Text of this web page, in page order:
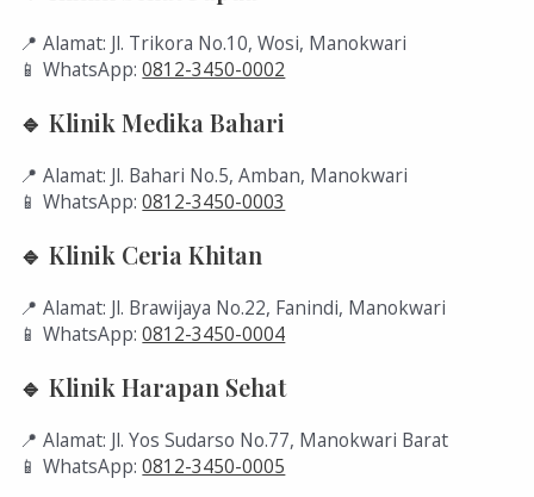
📍 Alamat: Jl. Trikora No.10, Wosi, Manokwari
📱 WhatsApp:0812-3450-0002
🔹 Klinik Medika Bahari
📍 Alamat: Jl. Bahari No.5, Amban, Manokwari
📱 WhatsApp:0812-3450-0003
🔹 Klinik Ceria Khitan
📍 Alamat: Jl. Brawijaya No.22, Fanindi, Manokwari
📱 WhatsApp:0812-3450-0004
🔹 Klinik Harapan Sehat
📍 Alamat: Jl. Yos Sudarso No.77, Manokwari Barat
📱 WhatsApp:0812-3450-0005